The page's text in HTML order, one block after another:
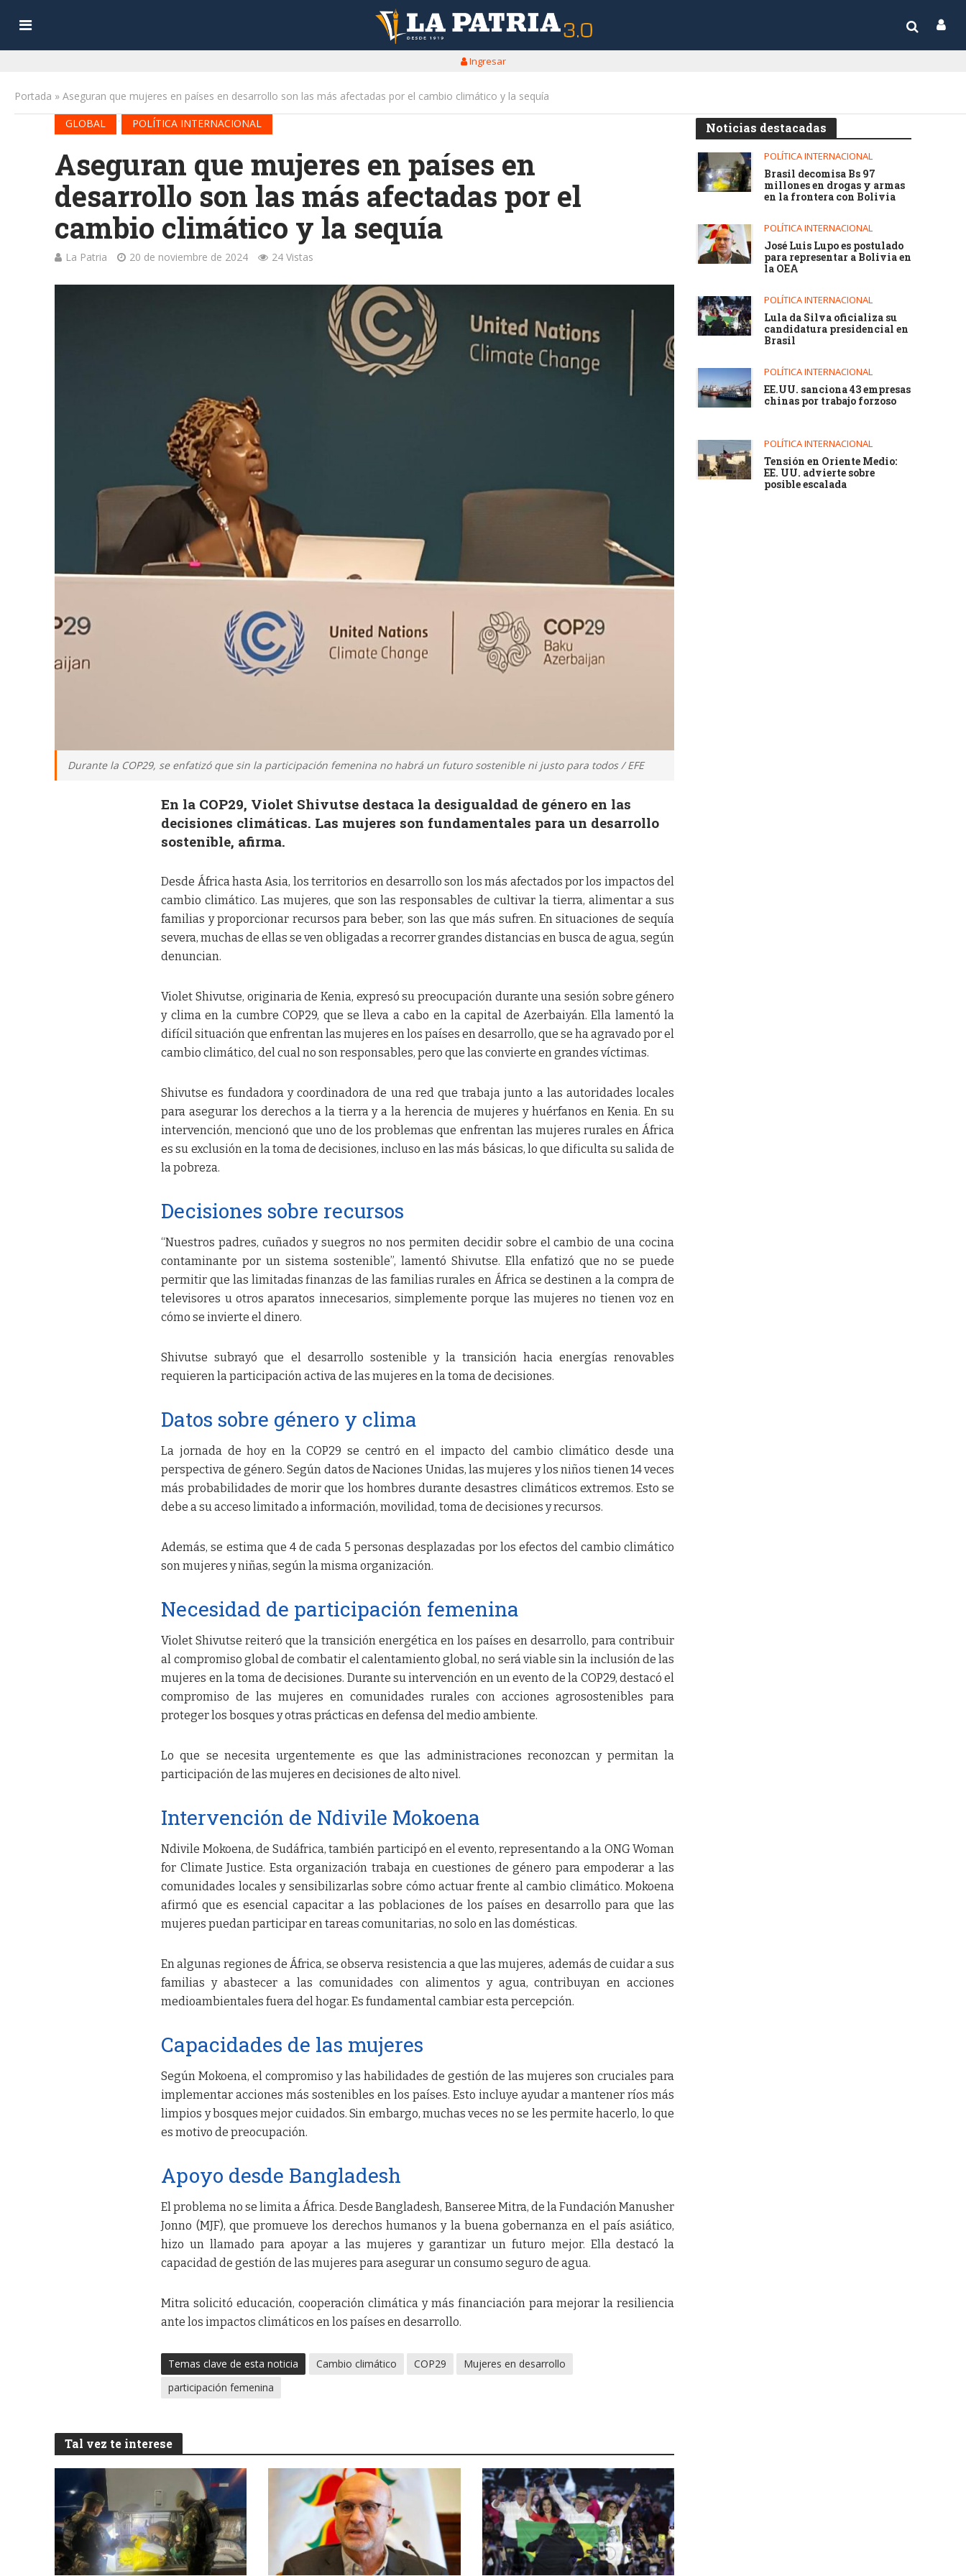
Ingresar
Portada » Aseguran que mujeres en países en desarrollo son las más afectadas por el cambio climático y la sequía
GLOBAL
POLÍTICA INTERNACIONAL
Aseguran que mujeres en países en
desarrollo son las más afectadas por el
cambio climático y la sequía
La Patria 20 de noviembre de 2024 24 Vistas
Durante la COP29, se enfatizó que sin la participación femenina no habrá un futuro sostenible ni justo para todos / EFE
En la COP29, Violet Shivutse destaca la desigualdad de género en las
decisiones climáticas. Las mujeres son fundamentales para un desarrollo
sostenible, afirma.
Desde África hasta Asia, los territorios en desarrollo son los más afectados por los impactos del
cambio climático. Las mujeres, que son las responsables de cultivar la tierra, alimentar a sus
familias y proporcionar recursos para beber, son las que más sufren. En situaciones de sequía
severa, muchas de ellas se ven obligadas a recorrer grandes distancias en busca de agua, según
denuncian.
Violet Shivutse, originaria de Kenia, expresó su preocupación durante una sesión sobre género
y clima en la cumbre COP29, que se lleva a cabo en la capital de Azerbaiyán. Ella lamentó la
difícil situación que enfrentan las mujeres en los países en desarrollo, que se ha agravado por el
cambio climático, del cual no son responsables, pero que las convierte en grandes víctimas.
Shivutse es fundadora y coordinadora de una red que trabaja junto a las autoridades locales
para asegurar los derechos a la tierra y a la herencia de mujeres y huérfanos en Kenia. En su
intervención, mencionó que uno de los problemas que enfrentan las mujeres rurales en África
es su exclusión en la toma de decisiones, incluso en las más básicas, lo que dificulta su salida de
la pobreza.
Decisiones sobre recursos
“Nuestros padres, cuñados y suegros no nos permiten decidir sobre el cambio de una cocina
contaminante por un sistema sostenible”, lamentó Shivutse. Ella enfatizó que no se puede
permitir que las limitadas finanzas de las familias rurales en África se destinen a la compra de
televisores u otros aparatos innecesarios, simplemente porque las mujeres no tienen voz en
cómo se invierte el dinero.
Shivutse subrayó que el desarrollo sostenible y la transición hacia energías renovables
requieren la participación activa de las mujeres en la toma de decisiones.
Datos sobre género y clima
La jornada de hoy en la COP29 se centró en el impacto del cambio climático desde una
perspectiva de género. Según datos de Naciones Unidas, las mujeres y los niños tienen 14 veces
más probabilidades de morir que los hombres durante desastres climáticos extremos. Esto se
debe a su acceso limitado a información, movilidad, toma de decisiones y recursos.
Además, se estima que 4 de cada 5 personas desplazadas por los efectos del cambio climático
son mujeres y niñas, según la misma organización.
Necesidad de participación femenina
Violet Shivutse reiteró que la transición energética en los países en desarrollo, para contribuir
al compromiso global de combatir el calentamiento global, no será viable sin la inclusión de las
mujeres en la toma de decisiones. Durante su intervención en un evento de la COP29, destacó el
compromiso de las mujeres en comunidades rurales con acciones agrosostenibles para
proteger los bosques y otras prácticas en defensa del medio ambiente.
Lo que se necesita urgentemente es que las administraciones reconozcan y permitan la
participación de las mujeres en decisiones de alto nivel.
Intervención de Ndivile Mokoena
Ndivile Mokoena, de Sudáfrica, también participó en el evento, representando a la ONG Woman
for Climate Justice. Esta organización trabaja en cuestiones de género para empoderar a las
comunidades locales y sensibilizarlas sobre cómo actuar frente al cambio climático. Mokoena
afirmó que es esencial capacitar a las poblaciones de los países en desarrollo para que las
mujeres puedan participar en tareas comunitarias, no solo en las domésticas.
En algunas regiones de África, se observa resistencia a que las mujeres, además de cuidar a sus
familias y abastecer a las comunidades con alimentos y agua, contribuyan en acciones
medioambientales fuera del hogar. Es fundamental cambiar esta percepción.
Capacidades de las mujeres
Según Mokoena, el compromiso y las habilidades de gestión de las mujeres son cruciales para
implementar acciones más sostenibles en los países. Esto incluye ayudar a mantener ríos más
limpios y bosques mejor cuidados. Sin embargo, muchas veces no se les permite hacerlo, lo que
es motivo de preocupación.
Apoyo desde Bangladesh
El problema no se limita a África. Desde Bangladesh, Banseree Mitra, de la Fundación Manusher
Jonno (MJF), que promueve los derechos humanos y la buena gobernanza en el país asiático,
hizo un llamado para apoyar a las mujeres y garantizar un futuro mejor. Ella destacó la
capacidad de gestión de las mujeres para asegurar un consumo seguro de agua.
Mitra solicitó educación, cooperación climática y más financiación para mejorar la resiliencia
ante los impactos climáticos en los países en desarrollo.
Temas clave de esta noticia Cambio climático COP29
Mujeres en desarrollo
participación femenina
Tal vez te interese
Noticias destacadas
POLÍTICA INTERNACIONAL
Brasil decomisa Bs 97
millones en drogas y armas
en la frontera con Bolivia
POLÍTICA INTERNACIONAL
José Luis Lupo es postulado
para representar a Bolivia en
la OEA
POLÍTICA INTERNACIONAL
Lula da Silva oficializa su
candidatura presidencial en
Brasil
POLÍTICA INTERNACIONAL
EE.UU. sanciona 43 empresas
chinas por trabajo forzoso
POLÍTICA INTERNACIONAL
Tensión en Oriente Medio:
EE. UU. advierte sobre
posible escalada